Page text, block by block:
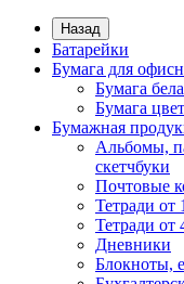
Назад
Батарейки
Бумага для
Бумага
Бумага
Бумажная
Альбомы,
скетчбуки
Почтовые
Тетради от
Тетради от
Дневники
Блокноты,